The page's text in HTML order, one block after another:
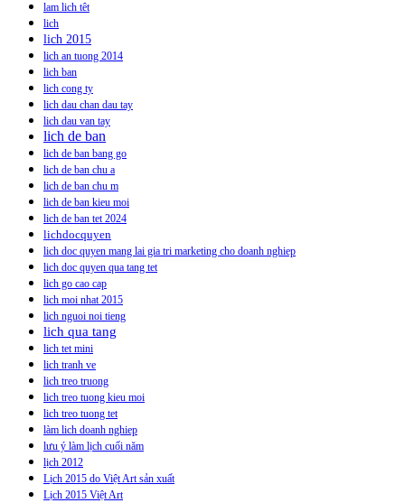
lam lich têt
lich
lich 2015
lich an tuong 2014
lich ban
lich cong ty
lich dau chan dau tay
lich dau van tay
lich de ban
lich de ban bang go
lich de ban chu a
lich de ban chu m
lich de ban kieu moi
lich de ban tet 2024
lichdocquyen
lich doc quyen mang lai gia tri marketing cho doanh nghiep
lich doc quyen qua tang tet
lich go cao cap
lich moi nhat 2015
lich nguoi noi tieng
lich qua tang
lich tet mini
lich tranh ve
lich treo truong
lich treo tuong kieu moi
lich treo tuong tet
làm lich doanh nghiep
lưu ý làm lịch cuối năm
lịch 2012
Lịch 2015 do Việt Art sản xuất
Lịch 2015 Việt Art